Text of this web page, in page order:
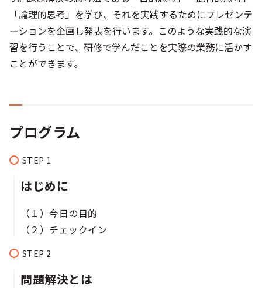
「論理的思考」を学び、それを実践するためにプレゼンテ
ーションを企画し発表を行います。このような実践的な演
習を行うことで、研修で学んだことを実際の業務に活かす
ことができます。
プログラム
はじめに
（１）今日の目的
（２）チェックイン
問題解決とは